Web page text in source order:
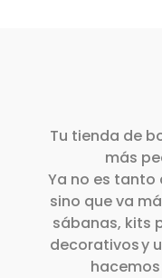
Tu tienda de
más
Ya no es tanto
sino que va
sábanas, kits
decorativos y